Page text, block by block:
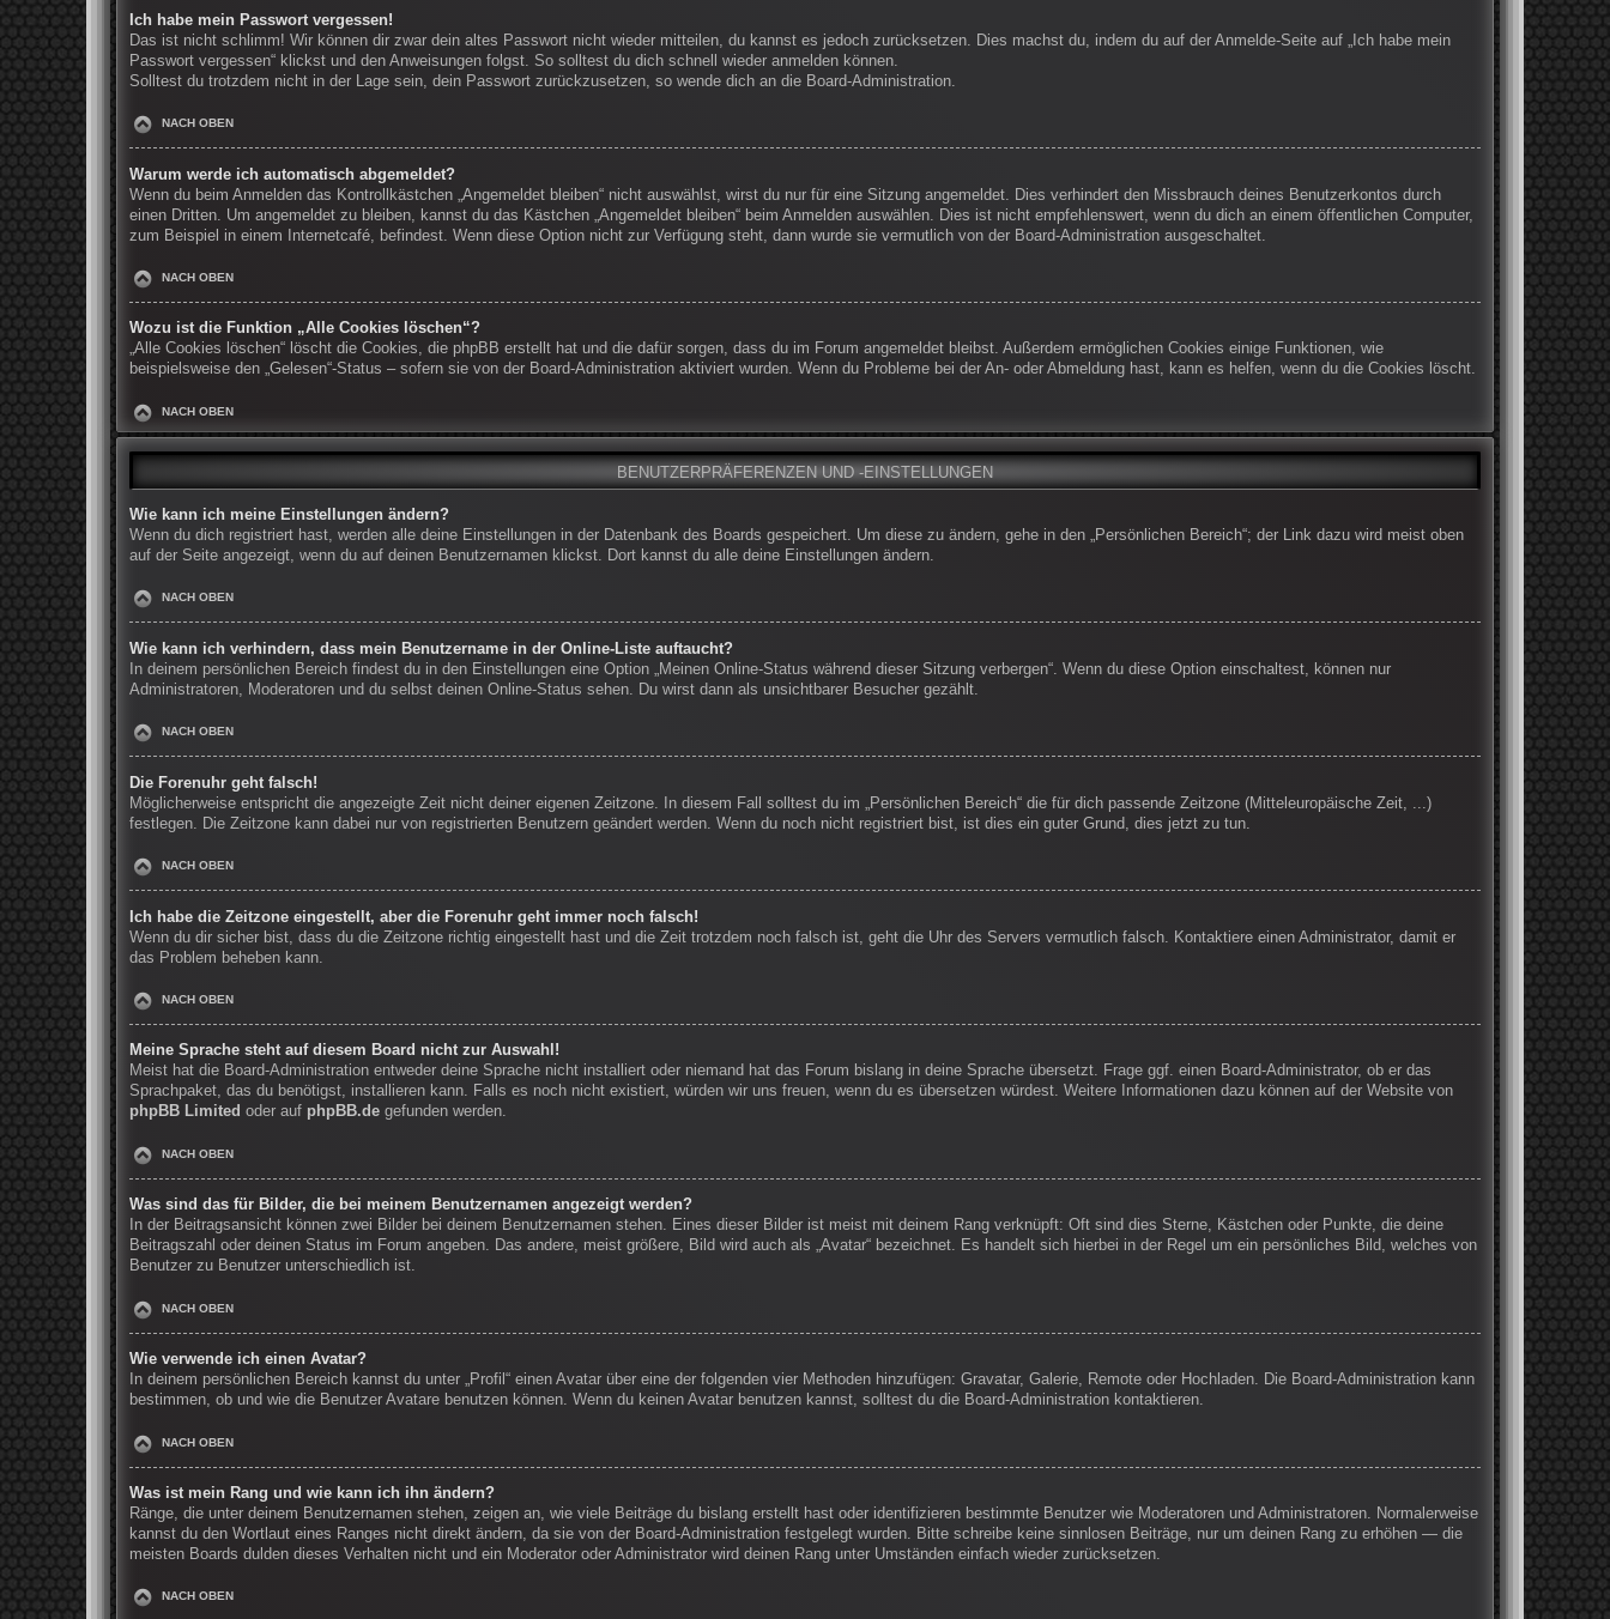
Ich habe mein Passwort vergessen!
Das ist nicht schlimm! Wir können dir zwar dein altes Passwort nicht wieder mitteilen, du kannst es jedoch zurücksetzen. Dies machst du, indem du auf der Anmelde-Seite auf „Ich habe mein
Passwort vergessen“ klickst und den Anweisungen folgst. So solltest du dich schnell wieder anmelden können.
Solltest du trotzdem nicht in der Lage sein, dein Passwort zurückzusetzen, so wende dich an die Board-Administration.
NACH OBEN
Warum werde ich automatisch abgemeldet?
Wenn du beim Anmelden das Kontrollkästchen „Angemeldet bleiben“ nicht auswählst, wirst du nur für eine Sitzung angemeldet. Dies verhindert den Missbrauch deines Benutzerkontos durch
einen Dritten. Um angemeldet zu bleiben, kannst du das Kästchen „Angemeldet bleiben“ beim Anmelden auswählen. Dies ist nicht empfehlenswert, wenn du dich an einem öffentlichen Computer,
zum Beispiel in einem Internetcafé, befindest. Wenn diese Option nicht zur Verfügung steht, dann wurde sie vermutlich von der Board-Administration ausgeschaltet.
NACH OBEN
Wozu ist die Funktion „Alle Cookies löschen“?
„Alle Cookies löschen“ löscht die Cookies, die phpBB erstellt hat und die dafür sorgen, dass du im Forum angemeldet bleibst. Außerdem ermöglichen Cookies einige Funktionen, wie
beispielsweise den „Gelesen“-Status – sofern sie von der Board-Administration aktiviert wurden. Wenn du Probleme bei der An- oder Abmeldung hast, kann es helfen, wenn du die Cookies löscht.
NACH OBEN
BENUTZERPRÄFERENZEN UND -EINSTELLUNGEN
Wie kann ich meine Einstellungen ändern?
Wenn du dich registriert hast, werden alle deine Einstellungen in der Datenbank des Boards gespeichert. Um diese zu ändern, gehe in den „Persönlichen Bereich“; der Link dazu wird meist oben
auf der Seite angezeigt, wenn du auf deinen Benutzernamen klickst. Dort kannst du alle deine Einstellungen ändern.
NACH OBEN
Wie kann ich verhindern, dass mein Benutzername in der Online-Liste auftaucht?
In deinem persönlichen Bereich findest du in den Einstellungen eine Option „Meinen Online-Status während dieser Sitzung verbergen“. Wenn du diese Option einschaltest, können nur
Administratoren, Moderatoren und du selbst deinen Online-Status sehen. Du wirst dann als unsichtbarer Besucher gezählt.
NACH OBEN
Die Forenuhr geht falsch!
Möglicherweise entspricht die angezeigte Zeit nicht deiner eigenen Zeitzone. In diesem Fall solltest du im „Persönlichen Bereich“ die für dich passende Zeitzone (Mitteleuropäische Zeit, ...)
festlegen. Die Zeitzone kann dabei nur von registrierten Benutzern geändert werden. Wenn du noch nicht registriert bist, ist dies ein guter Grund, dies jetzt zu tun.
NACH OBEN
Ich habe die Zeitzone eingestellt, aber die Forenuhr geht immer noch falsch!
Wenn du dir sicher bist, dass du die Zeitzone richtig eingestellt hast und die Zeit trotzdem noch falsch ist, geht die Uhr des Servers vermutlich falsch. Kontaktiere einen Administrator, damit er
das Problem beheben kann.
NACH OBEN
Meine Sprache steht auf diesem Board nicht zur Auswahl!
Meist hat die Board-Administration entweder deine Sprache nicht installiert oder niemand hat das Forum bislang in deine Sprache übersetzt. Frage ggf. einen Board-Administrator, ob er das
Sprachpaket, das du benötigst, installieren kann. Falls es noch nicht existiert, würden wir uns freuen, wenn du es übersetzen würdest. Weitere Informationen dazu können auf der Website von
phpBB Limited oder auf phpBB.de gefunden werden.
NACH OBEN
Was sind das für Bilder, die bei meinem Benutzernamen angezeigt werden?
In der Beitragsansicht können zwei Bilder bei deinem Benutzernamen stehen. Eines dieser Bilder ist meist mit deinem Rang verknüpft: Oft sind dies Sterne, Kästchen oder Punkte, die deine
Beitragszahl oder deinen Status im Forum angeben. Das andere, meist größere, Bild wird auch als „Avatar“ bezeichnet. Es handelt sich hierbei in der Regel um ein persönliches Bild, welches von
Benutzer zu Benutzer unterschiedlich ist.
NACH OBEN
Wie verwende ich einen Avatar?
In deinem persönlichen Bereich kannst du unter „Profil“ einen Avatar über eine der folgenden vier Methoden hinzufügen: Gravatar, Galerie, Remote oder Hochladen. Die Board-Administration kann
bestimmen, ob und wie die Benutzer Avatare benutzen können. Wenn du keinen Avatar benutzen kannst, solltest du die Board-Administration kontaktieren.
NACH OBEN
Was ist mein Rang und wie kann ich ihn ändern?
Ränge, die unter deinem Benutzernamen stehen, zeigen an, wie viele Beiträge du bislang erstellt hast oder identifizieren bestimmte Benutzer wie Moderatoren und Administratoren. Normalerweise
kannst du den Wortlaut eines Ranges nicht direkt ändern, da sie von der Board-Administration festgelegt wurden. Bitte schreibe keine sinnlosen Beiträge, nur um deinen Rang zu erhöhen — die
meisten Boards dulden dieses Verhalten nicht und ein Moderator oder Administrator wird deinen Rang unter Umständen einfach wieder zurücksetzen.
NACH OBEN